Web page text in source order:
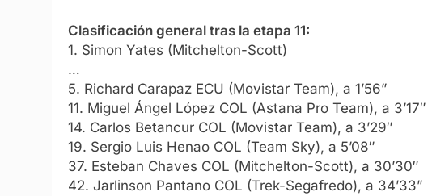
Clasificación general tras la etapa 11:
1. Simon Yates (Mitchelton-Scott)
…
5. Richard Carapaz ECU (Movistar Team), a 1’56”
11. Miguel Ángel López COL (Astana Pro Team), a 3’17″
14. Carlos Betancur COL (Movistar Team), a 3’29″
19. Sergio Luis Henao COL (Team Sky), a 5’08″
37. Esteban Chaves COL (Mitchelton-Scott), a 30’30″
42. Jarlinson Pantano COL (Trek-Segafredo), a 34’33”